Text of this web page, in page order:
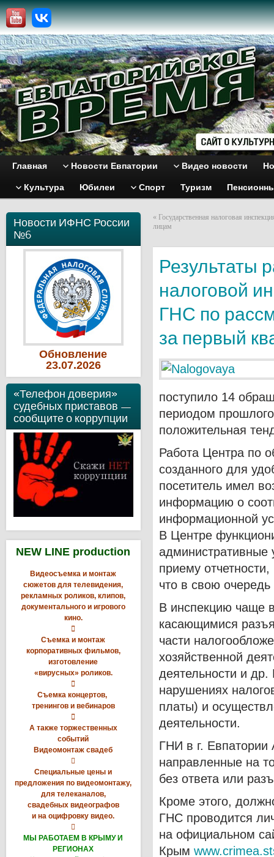
Главная Новости Евпатории Видео новости
Культура Юбилеи Спорт Туризм
Новости ИФНС России
№6
Обновление
23.07.2026
«Телефон доверия»
судебных приставов —
сообщите о коррупции
NEW LINE production
Видеосъемка и монтаж
сюжетов для телевидения,
рекламных роликов, клипов,
документального и игрового
кино.

Съемка и монтаж
корпоративных фильмов,
изготовление
«вирусных» роликов.

Съемка концертов,
тренингов и вебинаров

А также торжественных
событий
Видеомонтаж свадеб

Специальные цены и
предложения по видеомонтажу,
для телеканалов,
свадебных видеографов
и на оцифровку видео.

МЫ РАБОТАЕМ В КРЫМУ И
РЕГИОНАХ
« Государственная налоговая
лицам
Результаты
налоговой
ГНС по
за первый
поступило 14
периодом
положительная
Работа Центра по
созданного для
посетитель имел
информацию о
информационной
В Центре
административные
приему
что в свою
В инспекцию чаще
касающимися
части
хозяйственной
деятельности и
нарушениях
платы) и
деятельности.
ГНИ в г.
направленные на
без ответа или
Кроме этого,
ГНС проводится
на официальном
Крым